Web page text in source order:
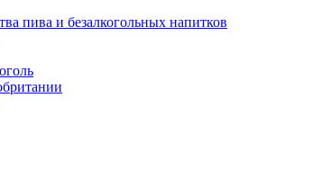
пива и безалкогольных напитков